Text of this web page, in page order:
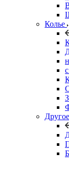
Колье
Другое